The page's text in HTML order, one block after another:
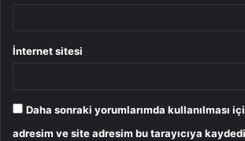
İnternet sitesi
Daha sonraki yorumlarımda kullanılması
adresim ve site adresim bu tarayıcıya